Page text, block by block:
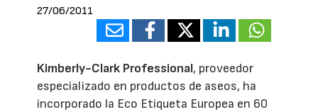
27/06/2011
Kimberly-Clark Professional, proveedor
especializado en productos de aseos, ha
incorporado la Eco Etiqueta Europea en 60